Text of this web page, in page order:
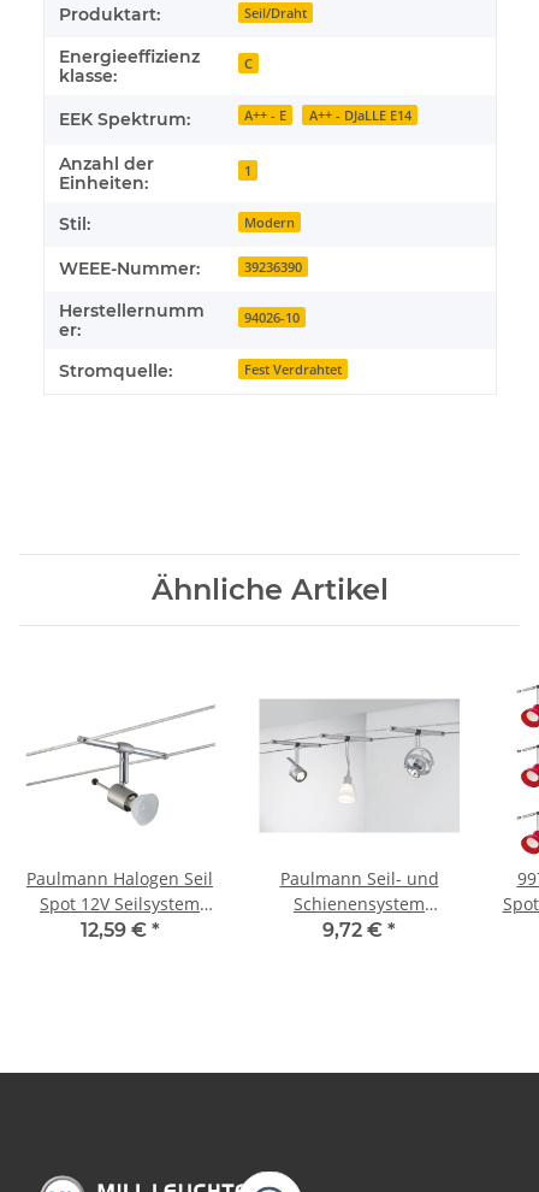
Produktart: Seil/Draht
Energieeffizienz
klasse:
C
EEK Spektrum: A++ - E A++ - DJaLLE E14
Anzahl der
Einheiten:
1
Stil: Modern
WEEE-Nummer: 39236390
Herstellernumm
er:
94026-10
Stromquelle: Fest Verdrahtet
Ähnliche Artikel
Paulmann Halogen Seil
Spot 12V Seilsystem
160mm Seilabstand
12,59 € *
Paulmann Seil- und
Schienensystem
CombiEasy Spot
9,72 € *